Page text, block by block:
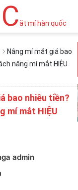
Cắt mí hàn quốc
Nâng mí mắt giá bao
nâng mí mắt HIỆU
bao nhiêu tiền?
mí mắt HIỆU
admin